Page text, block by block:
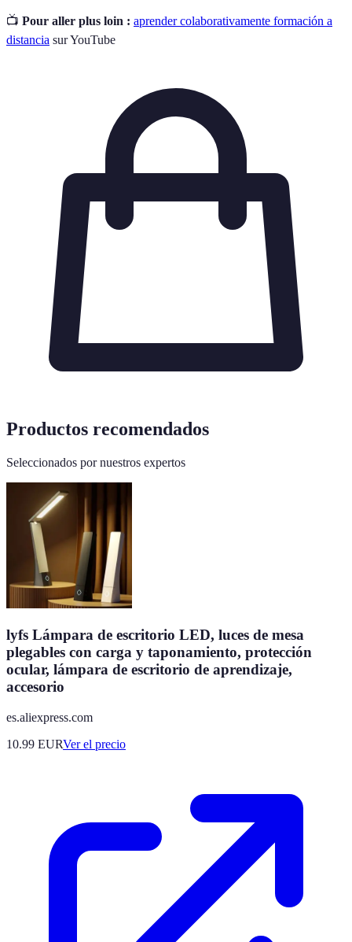
📺 Pour aller plus loin : aprender colaborativamente formación a
distancia sur YouTube
Productos recomendados
Seleccionados por nuestros expertos
lyfs Lámpara de escritorio LED, luces de mesa
plegables con carga y taponamiento, protección
ocular, lámpara de escritorio de aprendizaje,
accesorio
es.aliexpress.com
10.99 EURVer el precio